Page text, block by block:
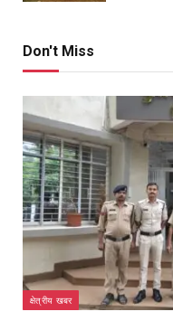
Don't Miss
क्षेत्रीय खबर